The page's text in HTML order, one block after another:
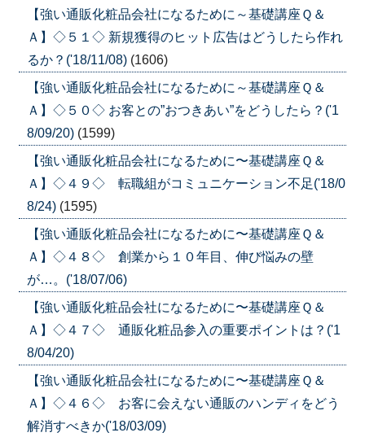
【強い通販化粧品会社になるために～基礎講座Ｑ＆
Ａ】◇５１◇ 新規獲得のヒット広告はどうしたら作れ
るか？('18/11/08) (1606)
【強い通販化粧品会社になるために～基礎講座Ｑ＆
Ａ】◇５０◇ お客との”おつきあい”をどうしたら？('1
8/09/20) (1599)
【強い通販化粧品会社になるために〜基礎講座Ｑ＆
Ａ】◇４９◇ 転職組がコミュニケーション不足('18/0
8/24) (1595)
【強い通販化粧品会社になるために〜基礎講座Ｑ＆
Ａ】◇４８◇ 創業から１０年目、伸び悩みの壁
が…。('18/07/06)
【強い通販化粧品会社になるために〜基礎講座Ｑ＆
Ａ】◇４７◇ 通販化粧品参入の重要ポイントは？('1
8/04/20)
【強い通販化粧品会社になるために〜基礎講座Ｑ＆
Ａ】◇４６◇ お客に会えない通販のハンディをどう
解消すべきか('18/03/09)